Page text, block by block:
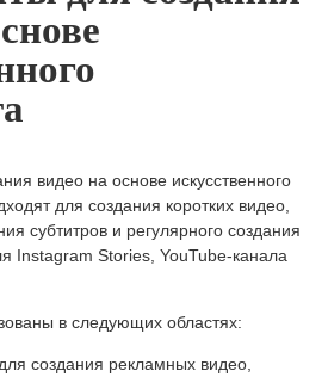
видео на основе искусственного
для создания коротких видео,
субтитров и регулярного создания
Instagram Stories, YouTube-канала
в следующих областях:
создания рекламных видео,